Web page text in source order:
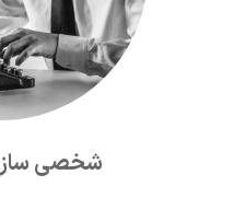
شخصی